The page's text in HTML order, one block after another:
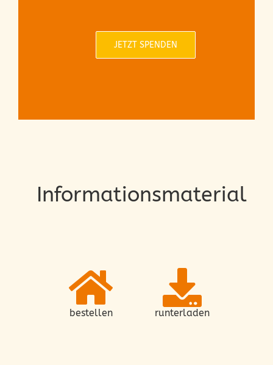
Informationsmaterial
bestellen runterladen